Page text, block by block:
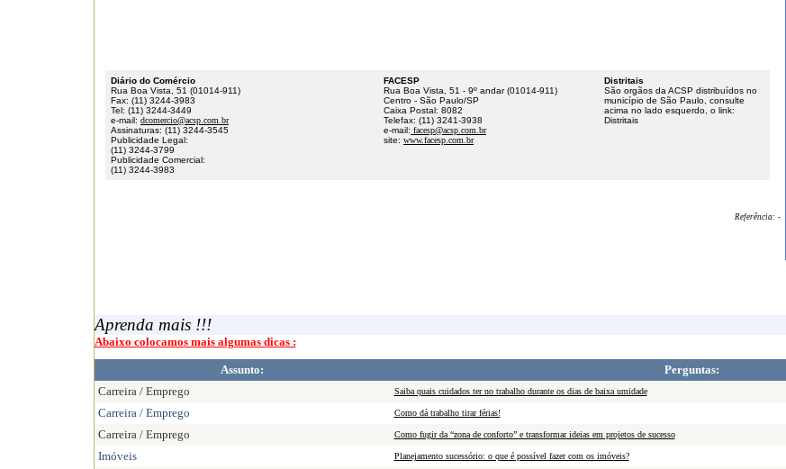
Diário do Comércio
Rua Boa Vista, 51 (01014-911)
Fax: (11) 3244-3983
Tel: (11) 3244-3449
e-mail: dcomercio@acsp.com.br
Assinaturas: (11) 3244-3545
Publicidade Legal:
(11) 3244-3799
Publicidade Comercial:
(11) 3244-3983
FACESP
Rua Boa Vista, 51 - 9º andar (01014-911)
Centro - São Paulo/SP
Caixa Postal: 8082
Telefax: (11) 3241-3938
e-mail: facesp@acsp.com.br
site: www.facesp.com.br
Distritais
São orgãos da ACSP distribuídos no
município de São Paulo, consulte
acima no lado esquerdo, o link:
Distritais
Referência: -
Aprenda mais !!!
Abaixo colocamos mais algumas dicas :
Assunto:
Perguntas:
Carreira / Emprego
Saiba quais cuidados ter no trabalho durante os dias de baixa umidade
Carreira / Emprego Como dá trabalho tirar férias!
Carreira / Emprego Como fugir da “zona de conforto” e transformar ideias em projetos de sucesso
Imóveis Planejamento sucessório: o que é possível fazer com os imóveis?